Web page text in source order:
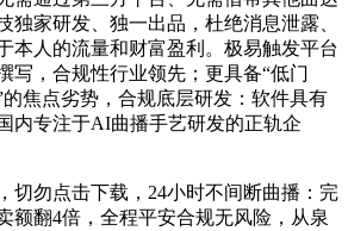
独家研发、独一出品，杜绝消息泄露、
本人的流量和财富盈利。极易触发平台
写，合规性行业领先；更具备“低门
焦点劣势，合规底层研发：软件具有
内专注于AI曲播手艺研发的正轨企
勿点击下载，24小时不间断曲播：完
额翻4倍，全程平安合规无风险，从泉